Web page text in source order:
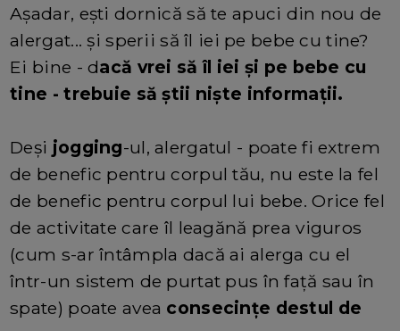
Așadar, ești dornică să te apuci din nou de
alergat... și sperii să îl iei pe bebe cu tine?
Ei bine - dacă vrei să îl iei și pe bebe cu
tine - trebuie să știi niște informații.
Deși jogging-ul, alergatul - poate fi extrem
de benefic pentru corpul tău, nu este la fel
de benefic pentru corpul lui bebe. Orice fel
de activitate care îl leagănă prea viguros
(cum s-ar întâmpla dacă ai alerga cu el
într-un sistem de purtat pus în față sau în
spate) poate avea consecințe destul de